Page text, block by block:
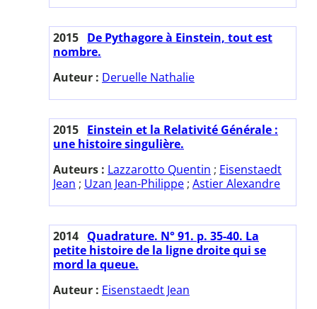
2015 De Pythagore à Einstein, tout est
nombre.
Auteur : Deruelle Nathalie
2015 Einstein et la Relativité Générale :
une histoire singulière.
Auteurs : Lazzarotto Quentin ; Eisenstaedt
Jean ; Uzan Jean-Philippe ; Astier Alexandre
2014 Quadrature. N° 91. p. 35-40. La
petite histoire de la ligne droite qui se
mord la queue.
Auteur : Eisenstaedt Jean